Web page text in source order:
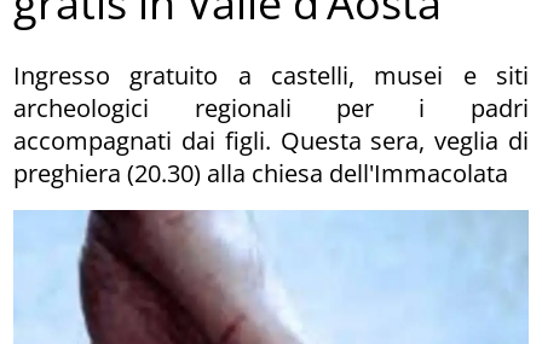
Ingresso gratuito a castelli, musei e siti
archeologici regionali per i padri
accompagnati dai figli. Questa sera, veglia di
preghiera (20.30) alla chiesa dell'Immacolata